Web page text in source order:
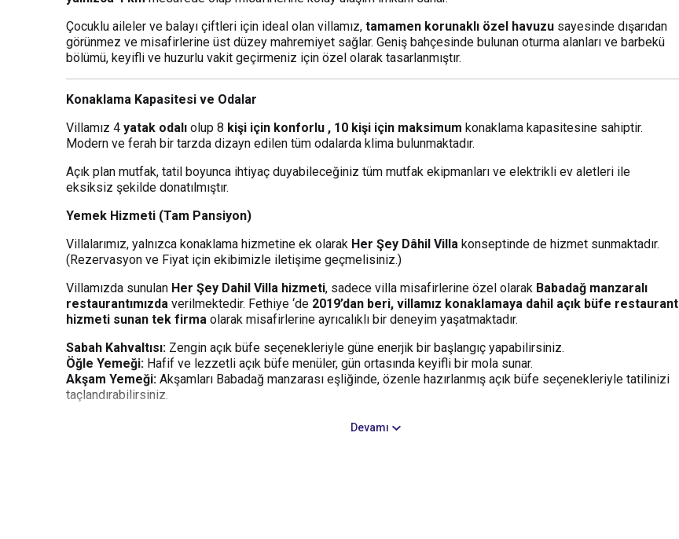
Çocuklu aileler ve balayı çiftleri için ideal olan villamız, tamamen korunaklı özel havuzu sayesinde dışarıdan
görünmez ve misafirlerine üst düzey mahremiyet sağlar. Geniş bahçesinde bulunan oturma alanları ve barbekü
bölümü, keyifli ve huzurlu vakit geçirmeniz için özel olarak tasarlanmıştır.
Konaklama Kapasitesi ve Odalar
Villamız 4 yatak odalı olup 8 kişi için konforlu , 10 kişi için maksimum konaklama kapasitesine sahiptir.
Modern ve ferah bir tarzda dizayn edilen tüm odalarda klima bulunmaktadır.
Açık plan mutfak, tatil boyunca ihtiyaç duyabileceğiniz tüm mutfak ekipmanları ve elektrikli ev aletleri ile
eksiksiz şekilde donatılmıştır.
Yemek Hizmeti (Tam Pansiyon)
Villalarımız, yalnızca konaklama hizmetine ek olarak Her Şey Dâhil Villa konseptinde de hizmet sunmaktadır.
(Rezervasyon ve Fiyat için ekibimizle iletişime geçmelisiniz.)
Villamızda sunulan Her Şey Dahil Villa hizmeti, sadece villa misafirlerine özel olarak Babadağ manzaralı
restaurantımızda verilmektedir. Fethiye ‘de 2019’dan beri, villamız konaklamaya dahil açık büfe restaurant
hizmeti sunan tek firma olarak misafirlerine ayrıcalıklı bir deneyim yaşatmaktadır.
Sabah Kahvaltısı: Zengin açık büfe seçenekleriyle güne enerjik bir başlangıç yapabilirsiniz.
Öğle Yemeği: Hafif ve lezzetli açık büfe menüler, gün ortasında keyifli bir mola sunar.
Akşam Yemeği: Akşamları Babadağ manzarası eşliğinde, özenle hazırlanmış açık büfe seçenekleriyle tatilinizi
taçlandırabilirsiniz.
Devamı